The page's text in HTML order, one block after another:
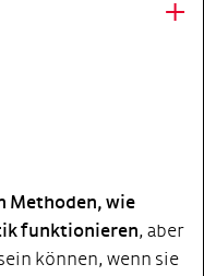
+
Methoden, wie
funktionieren, aber
können, wenn sie